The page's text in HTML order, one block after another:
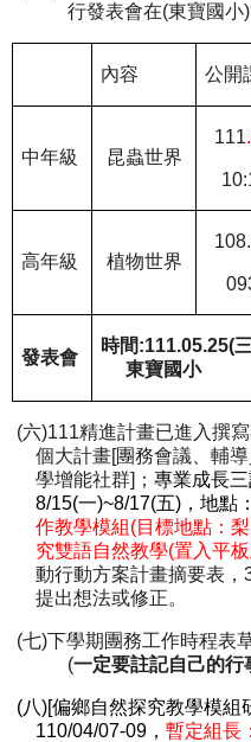
行發表會在(東寶國小
內容 公開
中年級 昆蟲世界
111
高年級 植物世界
發表會
時間:111.05.25(
東寶國小
(六)111精進計畫已進入撰
個大計畫[團務會議、輔
學增能社群] ；專業成長
8/15(一)~8/17(五) ，地點
作教學模組(目標地點：
究雙語自然教學(置入平
動行動方案計畫摘要表，
提出想法或修正。
(七)下學期團務工作時程表
(一定要註記自己的行
(八)[偏鄉自然探究教學模組
110/04/07-09 ，暫定組長